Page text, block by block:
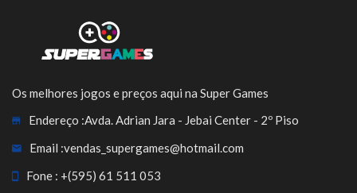
Os melhores jogos e preços aqui na Super Games
Endereço :Avda. Adrian Jara - Jebai Center - 2º Piso
Email :vendas_supergames@hotmail.com
Fone : +(595) 61 511 053